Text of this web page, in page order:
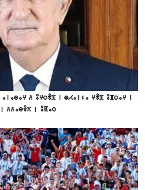
ⴷ ⵓⵖⵔⴻⴼ ⵏ ⵙⵃⴰⵏⵢⴰ ⵖⴻⴼ ⵓⴼⵔⴰⵖ ⵏ
ⴷⴷⴰⴱⴻⵅ ⵏ ⵓⵟⴰⵔ